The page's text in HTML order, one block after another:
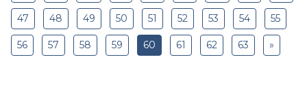
47 48 49 50 51 52 53 54 55
56 57 58 59 60 61 62 63 »